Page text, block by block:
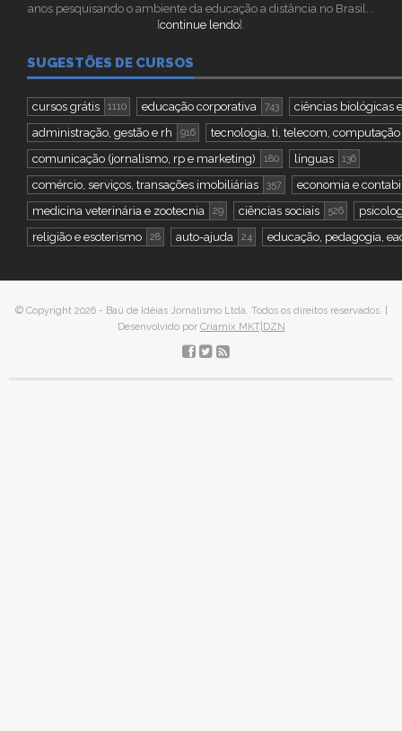
anos pesquisando o ambiente da educação a distância no Brasil...
[continue lendo].
SUGESTÕES DE CURSOS
cursos grátis 1110 educação corporativa 743
ciências biológicas
administração, gestão e rh
916
tecnologia, ti, telecom, computação
comunicação (jornalismo, rp e marketing)
180 línguas 136
comércio, serviços, transações imobiliárias 357
economia e
medicina veterinária e zootecnia
29 ciências sociais 526
religião e esoterismo
28 auto-ajuda 24 educação, pedagogia,
© Copyright 2026 - Baú de Idéias Jornalismo Ltda. Todos os direitos reservados. |
Desenvolvido por Criamix MKT|DZN